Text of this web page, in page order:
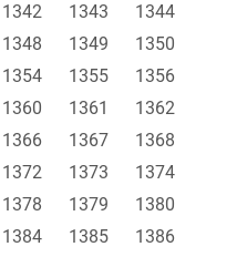
1342 1343
1344
1348 1349
1350
1354 1355
1356
1360 1361
1362
1366 1367
1368
1372 1373
1374
1378 1379
1380
1384 1385
1386